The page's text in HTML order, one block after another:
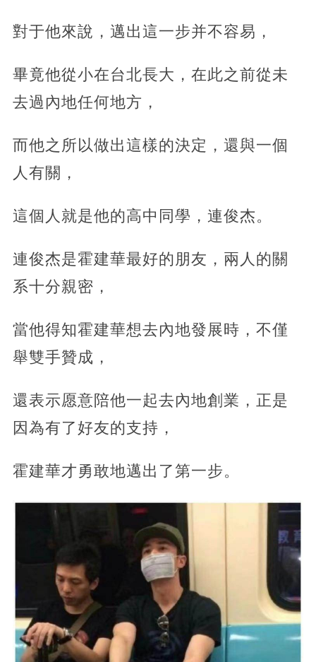
對于他來說，邁出這一步并不容易，
畢竟他從小在台北長大，在此之前從未
去過內地任何地方，
而他之所以做出這樣的決定，還與一個
人有關，
這個人就是他的高中同學，連俊杰。
連俊杰是霍建華最好的朋友，兩人的關
系十分親密，
當他得知霍建華想去內地發展時，不僅
舉雙手贊成，
還表示愿意陪他一起去內地創業，正是
因為有了好友的支持，
霍建華才勇敢地邁出了第一步。